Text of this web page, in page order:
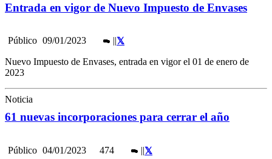
Entrada en vigor de Nuevo Impuesto de Envases
Público 09/01/2023 ||
Nuevo Impuesto de Envases, entrada en vigor el 01 de enero de
2023
Noticia
61 nuevas incorporaciones para cerrar el año
Público 04/01/2023 474 ||